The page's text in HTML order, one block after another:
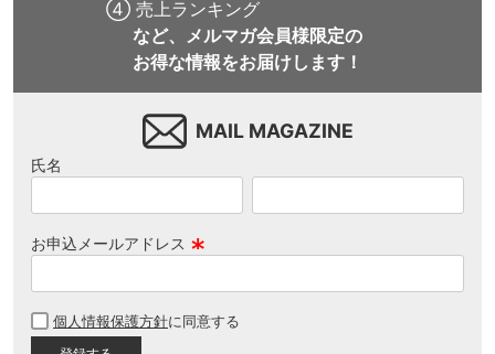
④ 売上ランキング
など、メルマガ会員様限定の
お得な情報をお届けします！
MAIL MAGAZINE
氏名
お申込メールアドレス
須
個人情報保護方針に同意する